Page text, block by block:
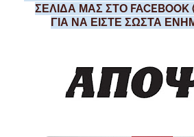
ΣΕΛΙΔΑ ΜΑΣ ΣΤΟ
ΓΙΑ ΝΑ ΕΙΣΤΕ ΣΩΣΤΑ